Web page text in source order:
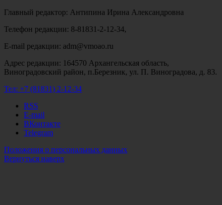
Главный редактор: Антипина Ирина Александровна
Телефон редакции: 8-81831-2-12-34,
E-mail редакции: adm@vmoao.ru
Адрес редакции: 164570 Архангельская область,
Виноградовский район, п.Березник, ул. П. Виноградова, д. 83.
Тел: +7 (81831) 2-12-34
RSS
E-mail
ВКонтакте
Telegram
Положения о персональных данных
Вернуться наверх